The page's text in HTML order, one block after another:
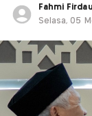
Fahmi
Selasa, 05